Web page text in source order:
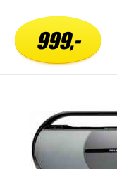
999,-